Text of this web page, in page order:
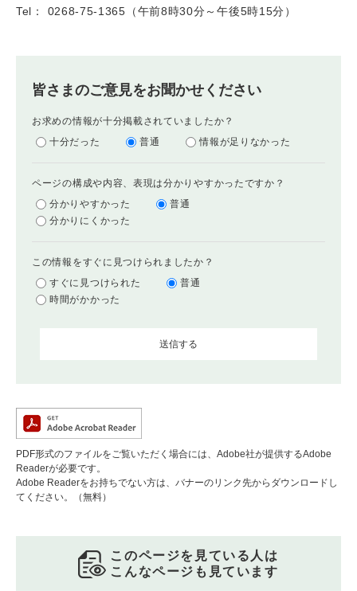
Tel： 0268-75-1365（午前8時30分～午後5時15分）
皆さまのご意見をお聞かせください
お求めの情報が十分掲載されていましたか？
十分だった
普通 情報が足りなかった
ページの構成や内容、表現は分かりやすかったですか？
分かりやすかった
普通
分かりにくかった
この情報をすぐに見つけられましたか？
すぐに見つけられた
普通
時間がかかった
PDF形式のファイルをご覧いただく場合には、Adobe社が提供するAdobe
Readerが必要です。
Adobe Readerをお持ちでない方は、バナーのリンク先からダウンロードし
てください。（無料）
このページを見ている人は
こんなページも見ています